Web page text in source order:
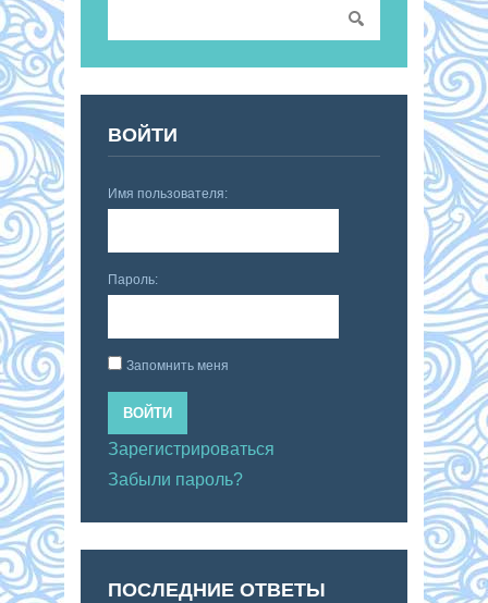
ВОЙТИ
Имя пользователя:
Пароль:
Запомнить меня
ВОЙТИ
Зарегистрироваться
Забыли пароль?
ПОСЛЕДНИЕ ОТВЕТЫ